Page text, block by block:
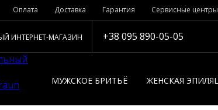
Оплата Доставка Гарантия Сервисные центры
ИНТЕРНЕТ-МАГАЗИН +38 095 890-05-05
МУЖСКОЕ БРИТЬЁ ЖЕНСКАЯ